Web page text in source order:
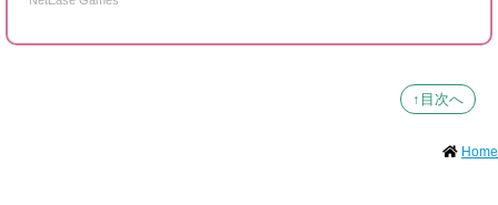
↑目次へ
Home